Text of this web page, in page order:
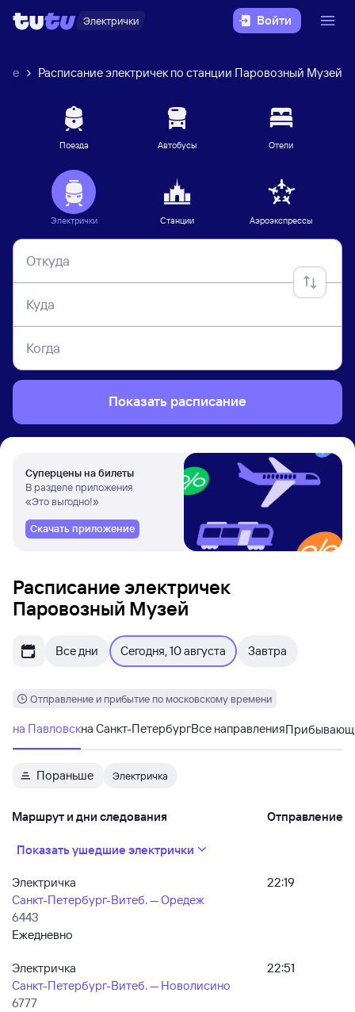
Электрички Войти
Расписание электричек по станции Паровозный Музей
Поезда Автобусы Отели
Электрички Станции Аэроэкспрессы
Откуда
Куда
Когда
Показать расписание
Суперцены на билеты
В разделе приложения
«Это выгодно!»
Скачать приложение
Расписание электричек
Паровозный Музей
Все дни Сегодня, 10 августа Завтра
Отправление и прибытие по московскому времени
на Павловскна Санкт-ПетербургВсе направления
Пораньше Электричка
Маршрут и дни следования Отправление
Показать ушедшие электрички
Электричка
Санкт-Петербург-Витеб. — Оредеж
6443
Ежедневно
22:19
Электричка
Санкт-Петербург-Витеб. — Новолисино
6777
22:51